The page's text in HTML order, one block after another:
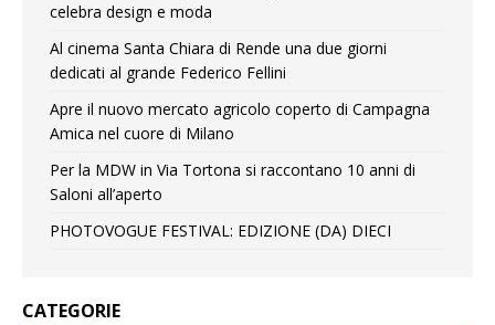
celebra design e moda
Al cinema Santa Chiara di Rende una due giorni
dedicati al grande Federico Fellini
Apre il nuovo mercato agricolo coperto di Campagna
Amica nel cuore di Milano
Per la MDW in Via Tortona si raccontano 10 anni di
Saloni all’aperto
PHOTOVOGUE FESTIVAL: EDIZIONE (DA) DIECI
CATEGORIE